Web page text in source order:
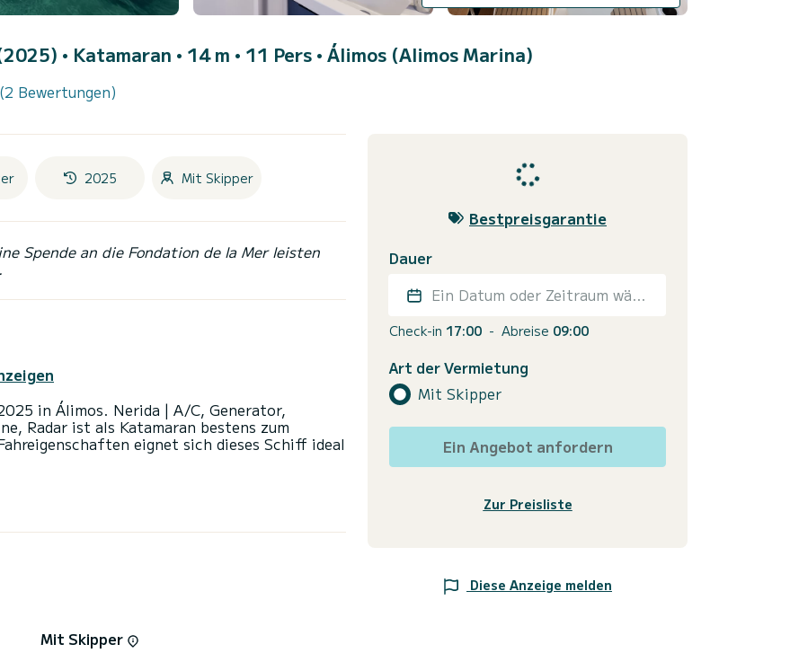
• Katamaran • 14 m • 11 Pers • Álimos (Alimos Marina)
(2 Bewertungen)
2025 Mit Skipper
Spende an die Fondation de la Mer leisten
in Álimos. Nerida | A/C, Generator,
Radar ist als Katamaran bestens zum
eignet sich dieses Schiff ideal
eine Kapazität von 12 Personen. Mit einer
Álimos zu verbringen.
mit Dusche.
und einem Rollgenua ausgestattet. Es
Autopilot, Außenbordmotor, TV,
Badeplattform, Geschirrspülmaschine.
Mit Skipper
Bestpreisgarantie
Dauer
Ein Datum oder Zeitraum wählen
Check-in 17:00 - Abreise 09:00
Art der Vermietung
Mit Skipper
Ein Angebot anfordern
Zur Preisliste
Diese Anzeige melden